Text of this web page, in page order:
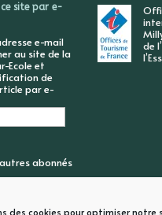
des cookies pour optimiser notre
site par e-
e-mail
au site de la
Ecole et
de
par e-
abonnés
de